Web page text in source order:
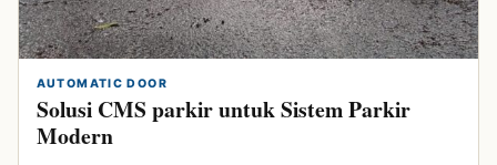
AUTOMATIC DOOR
Solusi CMS parkir untuk Sistem Parkir
Modern